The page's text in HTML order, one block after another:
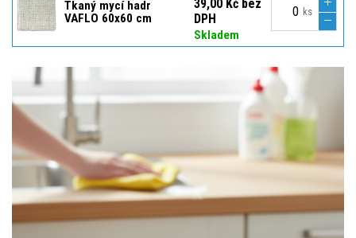
Tkaný mycí hadr
VAFLO 60x60 cm
39,00 Kč bez
DPH
Skladem
ks